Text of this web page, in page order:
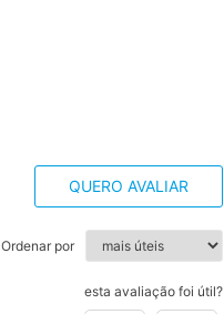
QUERO AVALIAR
Ordenar por
esta avaliação foi útil?